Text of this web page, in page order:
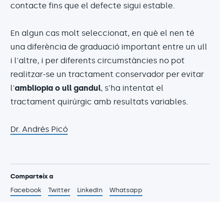
contacte fins que el defecte sigui estable.
En algun cas molt seleccionat, en què el nen té
una diferència de graduació important entre un ull
i l'altre, i per diferents circumstàncies no pot
realitzar-se un tractament conservador per evitar
l'ambliopia o ull gandul, s'ha intentat el
tractament quirúrgic amb resultats variables.
Dr. Andrés Picó
Comparteix a
Facebook
Twitter LinkedIn Whatsapp